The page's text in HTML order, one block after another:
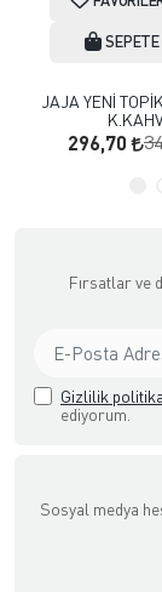
JAJA YENİ
296,70
Fırsatlar ve
Gizlilik
ediyorum.
Sosyal medya